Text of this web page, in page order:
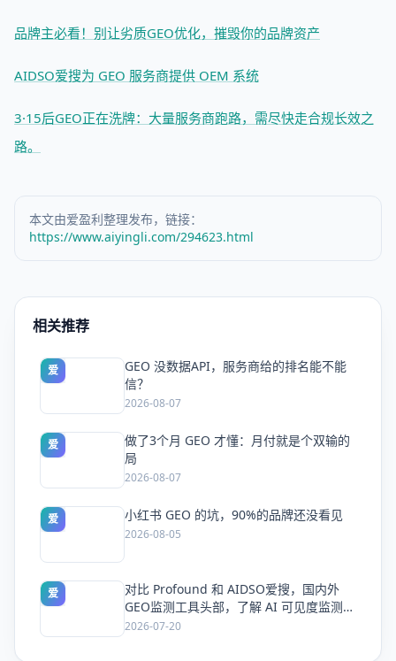
品牌主必看！别让劣质GEO优化，摧毁你的品牌资产
AIDSO爱搜为 GEO 服务商提供 OEM 系统
3·15后GEO正在洗牌：大量服务商跑路，需尽快走合规长效之
路。
本文由爱盈利整理发布，链接：
https://www.aiyingli.com/294623.html
相关推荐
爱
GEO 没数据API，服务商给的排名能不能
信？
2026-08-07
爱
做了3个月 GEO 才懂：月付就是个双输的
局
2026-08-07
爱 小红书 GEO 的坑，90%的品牌还没看见
2026-08-05
爱
对比 Profound 和 AIDSO爱搜，国内外
GEO监测工具头部，了解 AI 可见度监测全
方案
2026-07-20